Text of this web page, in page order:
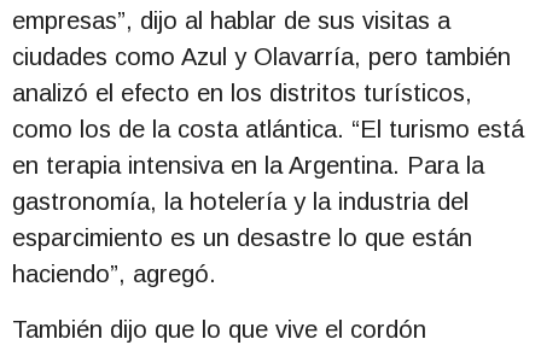
empresas”, dijo al hablar de sus visitas a
ciudades como Azul y Olavarría, pero también
analizó el efecto en los distritos turísticos,
como los de la costa atlántica. “El turismo está
en terapia intensiva en la Argentina. Para la
gastronomía, la hotelería y la industria del
esparcimiento es un desastre lo que están
haciendo”, agregó.
También dijo que lo que vive el cordón